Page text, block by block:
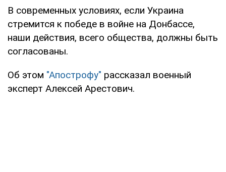
В современных условиях, если Украина
стремится к победе в войне на Донбассе,
наши действия, всего общества, должны быть
согласованы.
Об этом "Апострофу" рассказал военный
эксперт Алексей Арестович.